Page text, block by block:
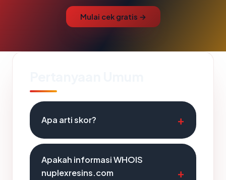
Mulai cek gratis →
Apa arti skor?
Apakah informasi WHOIS
nuplexresins.com